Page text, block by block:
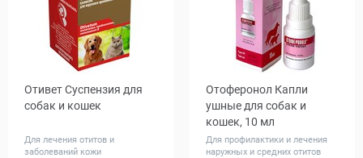
Отивет Суспензия для
собак и кошек
Для лечения отитов и
заболеваний кожи
Отоферонол Капли
ушные для собак и
кошек, 10 мл
Для профилактики и лечения
наружных и средних отитов